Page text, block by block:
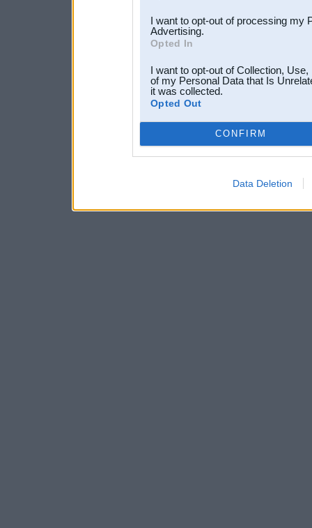
I want to opt-out of processing my
Advertising.
Opted In
I want to opt-out of Collection,
of my Personal Data that Is
it was collected.
Opted Out
CONFIRM
Data Deletion